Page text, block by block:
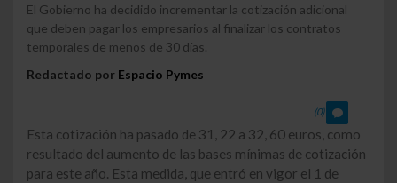
El Gobierno ha decidido incrementar la cotización adicional
que deben pagar los empresarios al finalizar los contratos
temporales de menos de 30 días.
Redactado por Espacio Pymes
(0)
Esta cotización ha pasado de 31, 22 a 32, 60 euros, como
resultado del aumento de las bases mínimas de cotización
para este año. Esta medida, que entró en vigor el 1 de